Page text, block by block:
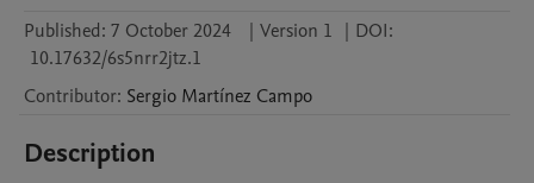
Published: 7 October 2024 | Version 1 | DOI:
10.17632/6s5nrr2jtz.1
Contributor: Sergio Martínez Campo
Description